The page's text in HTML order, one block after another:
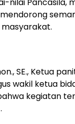
SE., Ketua
wakil ketua
kegiatan